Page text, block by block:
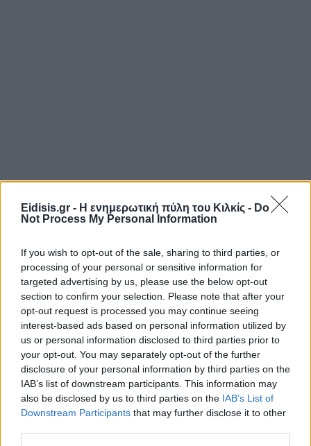
Eidisis.gr - Η ενημερωτική πύλη του Κιλκίς - Do
Not Process My Personal Information
If you wish to opt-out of the sale, sharing to third parties, or
processing of your personal or sensitive information for
targeted advertising by us, please use the below opt-out
section to confirm your selection. Please note that after your
opt-out request is processed you may continue seeing
interest-based ads based on personal information utilized by
us or personal information disclosed to third parties prior to
your opt-out. You may separately opt-out of the further
disclosure of your personal information by third parties on the
IAB’s list of downstream participants. This information may
also be disclosed by us to third parties on the IAB’s List of
Downstream Participants that may further disclose it to other